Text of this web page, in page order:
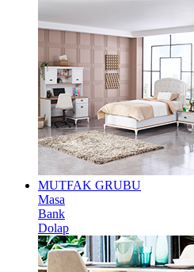
MUTFAK GRUBU
Masa
Bank
Dolap